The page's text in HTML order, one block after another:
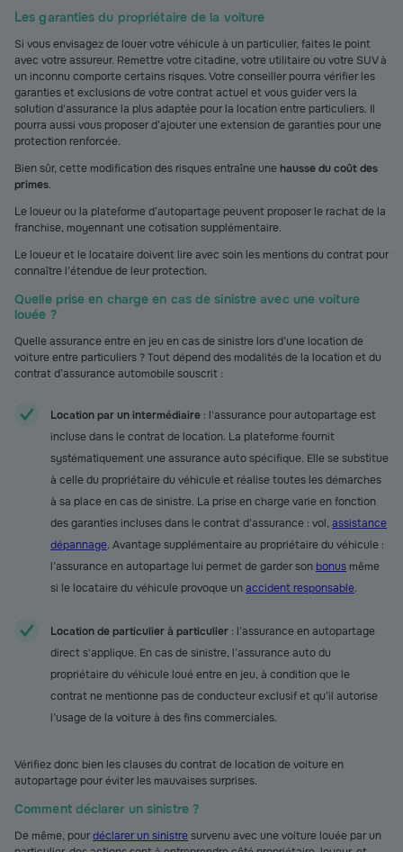
Les garanties du propriétaire de la voiture
Si vous envisagez de louer votre véhicule à un particulier, faites le point
avec votre assureur. Remettre votre citadine, votre utilitaire ou votre SUV à
un inconnu comporte certains risques. Votre conseiller pourra vérifier les
garanties et exclusions de votre contrat actuel et vous guider vers la
solution d'assurance la plus adaptée pour la location entre particuliers. Il
pourra aussi vous proposer d’ajouter une extension de garanties pour une
protection renforcée.
Bien sûr, cette modification des risques entraîne unehausse du coût des
primes.
Le loueur ou la plateforme d’autopartage peuvent proposer le rachat de la
franchise, moyennant une cotisation supplémentaire.
Le loueur et le locataire doivent lire avec soin les mentions du contrat pour
connaître l’étendue de leur protection.
Quelle prise en charge en cas de sinistre avec une voiture
louée ?
Quelle assurance entre en jeu en cas de sinistre lors d’une location de
voiture entre particuliers ? Tout dépend des modalités de la location et du
contrat d’assurance automobile souscrit :
Location par un intermédiaire : l'assurance pour autopartage est
incluse dans le contrat de location. La plateforme fournit
systématiquement une assurance auto spécifique. Elle se substitue
à celle du propriétaire du véhicule et réalise toutes les démarches
à sa place en cas de sinistre. La prise en charge varie en fonction
des garanties incluses dans le contrat d’assurance : vol, assistance
dépannage. Avantage supplémentaire au propriétaire du véhicule :
l’assurance en autopartage lui permet de garder son bonus même
si le locataire du véhicule provoque unaccident responsable.
Location de particulier à particulier : l’assurance en autopartage
direct s'applique. En cas de sinistre, l’assurance auto du
propriétaire du véhicule loué entre en jeu, à condition que le
contrat ne mentionne pas de conducteur exclusif et qu’il autorise
l’usage de la voiture à des fins commerciales.
Vérifiez donc bien les clauses du contrat de location de voiture en
autopartage pour éviter les mauvaises surprises.
Comment déclarer un sinistre ?
De même, pourdéclarer un sinistresurvenu avec une voiture louée par un